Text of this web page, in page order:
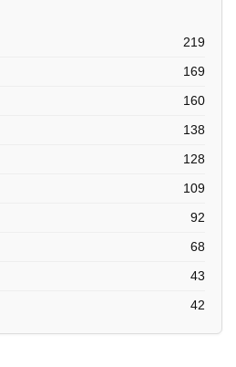
219
169
160
138
128
109
92
68
43
42